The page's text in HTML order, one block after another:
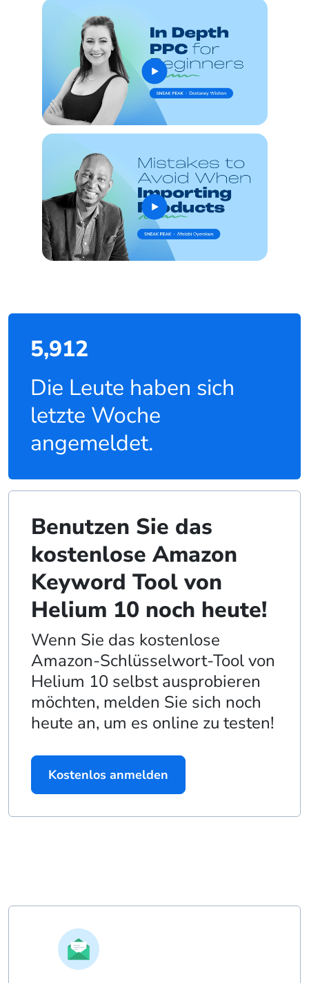
5,912
Die Leute haben sich
letzte Woche
angemeldet.
Benutzen Sie das
kostenlose Amazon
Keyword Tool von
Helium 10 noch heute!
Wenn Sie das kostenlose
Amazon-Schlüsselwort-Tool von
Helium 10 selbst ausprobieren
möchten, melden Sie sich noch
heute an, um es online zu testen!
Kostenlos anmelden